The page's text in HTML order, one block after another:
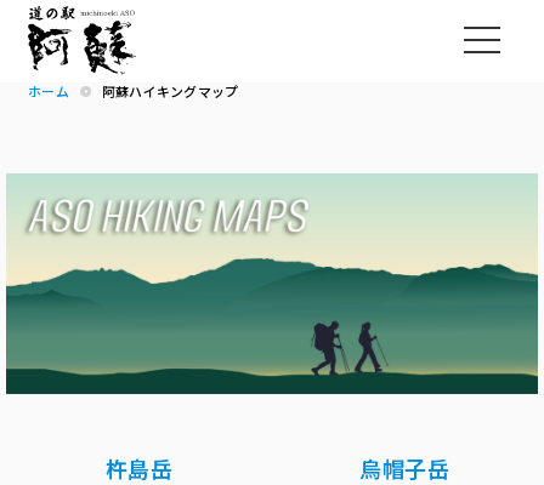
ホーム 阿蘇ハイキングマップ
杵島岳 烏帽子岳